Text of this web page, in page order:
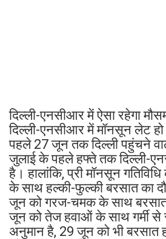
दिल्ली-एनसीआर में ऐसा रहेगा
दिल्ली-एनसीआर में मॉनसून लेट
पहले 27 जून तक दिल्ली पहुंचने
जुलाई के पहले हफ्ते तक दिल्ली-
है। हालांकि, प्री मॉनसून
के साथ हल्की-फुल्की बरसात का
जून को गरज-चमक के साथ
जून को तेज हवाओं के साथ गर्मी
अनुमान है, 29 जून को भी